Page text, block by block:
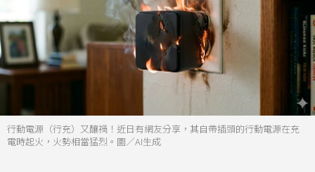
行動電源（行充）又釀禍！近日有網友分享，其自帶插頭的行動電源在充
電時起火，火勢相當猛烈。圖／AI生成